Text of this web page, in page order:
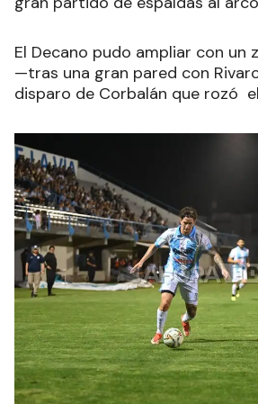
El Decano pudo ampliar con un
—tras una gran pared con
disparo de Corbalán que rozó